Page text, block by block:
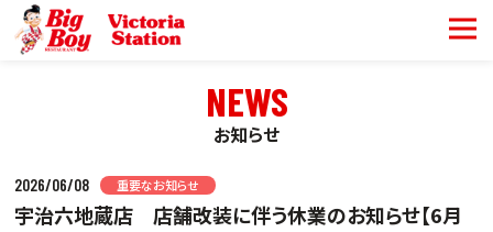
NEWS
お知らせ
2026/06/08 重要なお知らせ
宇治六地蔵店 店舗改装に伴う休業のお知らせ【6月